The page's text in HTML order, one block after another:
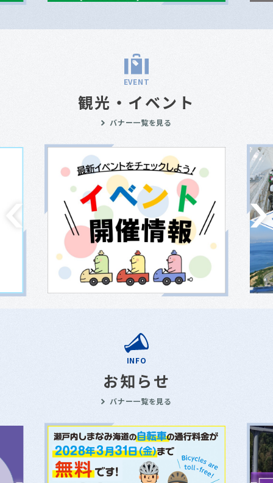
EVENT
観光・イベント
バナー一覧を見る
INFO
お知らせ
バナー一覧を見る